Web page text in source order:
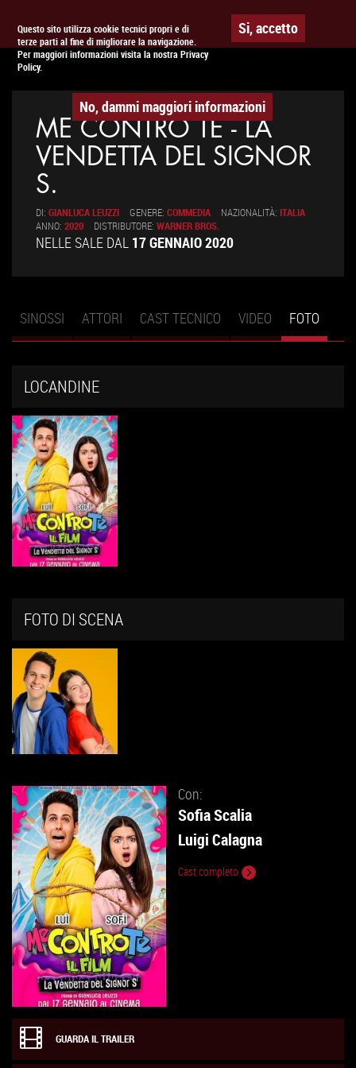
Questo sito utilizza cookie tecnici propri e di
terze parti al fine di migliorare la navigazione.
Per maggiori informazioni visita la nostra Privacy
Policy.
Si, accetto
No, dammi maggiori informazioni
APPUNTAMENTO AL CINEMA
ME CONTRO TE - LA
VENDETTA DEL SIGNOR
S.
DI: GIANLUCA LEUZZI GENERE: COMMEDIA NAZIONALITÀ: ITALIA
ANNO: 2020 DISTRIBUTORE: WARNER BROS.
NELLE SALE DAL 17 GENNAIO 2020
Schede primarie
SINOSSI ATTORI CAST TECNICO VIDEO FOTO
LOCANDINE
FOTO DI SCENA
Con:
Sofia Scalia
Luigi Calagna
Cast completo
GUARDA IL TRAILER